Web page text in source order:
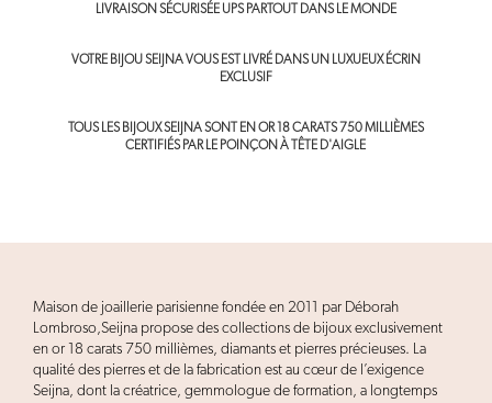
LIVRAISON SÉCURISÉE UPS PARTOUT DANS LE MONDE
VOTRE BIJOU SEIJNA VOUS EST LIVRÉ DANS UN LUXUEUX ÉCRIN
EXCLUSIF
TOUS LES BIJOUX SEIJNA SONT EN OR 18 CARATS 750 MILLIÈMES
CERTIFIÉS PAR LE POINÇON À TÊTE D'AIGLE
Maison de joaillerie parisienne fondée en 2011 par Déborah
Lombroso,Seijna propose des collections de bijoux exclusivement
en or 18 carats 750 millièmes, diamants et pierres précieuses. La
qualité des pierres et de la fabrication est au cœur de l’exigence
Seijna, dont la créatrice, gemmologue de formation, a longtemps